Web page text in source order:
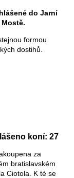
do Jarní
formou
dostihů.
koní: 27
za
bratislavském
Ciotola. K té se